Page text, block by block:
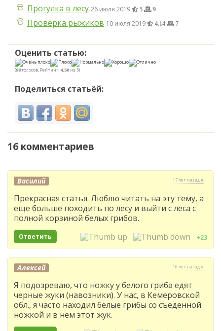
Прогулка в лесу 26 июля 2019 5 9
Проверка рыжиков 10 июля 2019 4.14 7
Оценить статью:
(98 голосов, Рейтинг: 4,50 из 5)
Поделиться статьёй:
16 комментариев
Василий 17 лет назад #
Прекрасная статья. Люблю читать на эту тему, а
еще больше походить по лесу и выйти с леса с
полной корзиной белых грибов.
Ответить +23
Алексей 16 лет назад #
Я подозреваю, что ножку у белого гриба едят
черные жуки (навозники). У нас, в Кемеровской
обл., я часто находил белые грибы со съеденной
ножкой и в нем этот жук.